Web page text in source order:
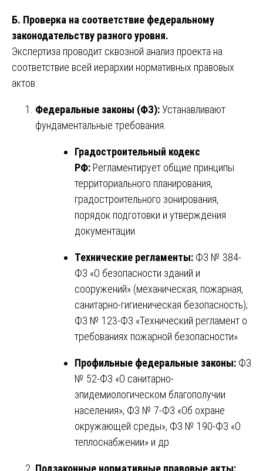
Б. Проверка на соответствие федеральному
законодательству разного уровня.
Экспертиза проводит сквозной анализ проекта на
соответствие всей иерархии нормативных правовых
актов:
Федеральные законы (ФЗ):Устанавливают
фундаментальные требования.
Градостроительный кодекс
РФ: Регламентирует общие принципы
территориального планирования,
градостроительного зонирования,
порядок подготовки и утверждения
документации.
Технические регламенты: ФЗ № 384-
ФЗ «О безопасности зданий и
сооружений» (механическая, пожарная,
санитарно-гигиеническая безопасность);
ФЗ № 123-ФЗ «Технический регламент о
требованиях пожарной безопасности».
Профильные федеральные законы: ФЗ
№ 52-ФЗ «О санитарно-
эпидемиологическом благополучии
населения», ФЗ № 7-ФЗ «Об охране
окружающей среды», ФЗ № 190-ФЗ «О
теплоснабжении» и др.
Подзаконные нормативные правовые акты: